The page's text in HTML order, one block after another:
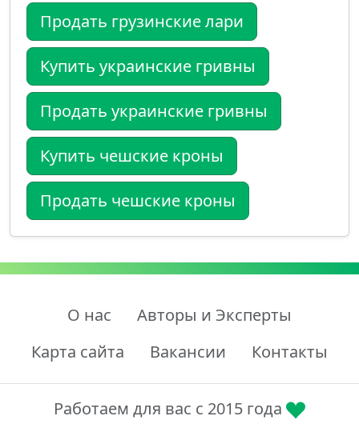
Продать грузинские лари
Купить украинские гривны
Продать украинские гривны
Купить чешские кроны
Продать чешские кроны
О нас
Авторы и Эксперты
Карта сайта
Вакансии Контакты
Работаем для вас с 2015 года